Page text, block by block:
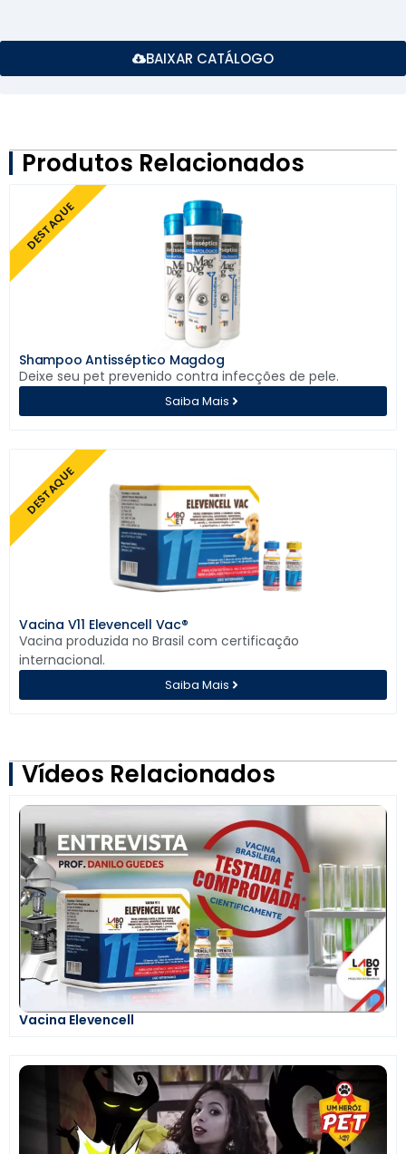
BAIXAR CATÁLOGO
Produtos Relacionados
DESTAQUE
Saiba Mais
Shampoo Antisséptico Magdog
Deixe seu pet prevenido contra infecções de pele.
DESTAQUE
Saiba Mais
Vacina V11 Elevencell Vac®
Vacina produzida no Brasil com certificação
internacional.
Vídeos Relacionados
Vacina Elevencell